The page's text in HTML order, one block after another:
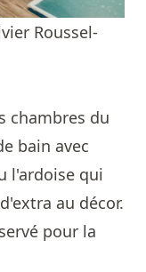
Roussel-
chambres du
bain avec
l'ardoise qui
au décor.
pour la